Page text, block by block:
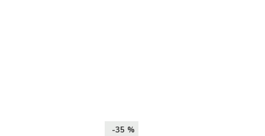
-35 %